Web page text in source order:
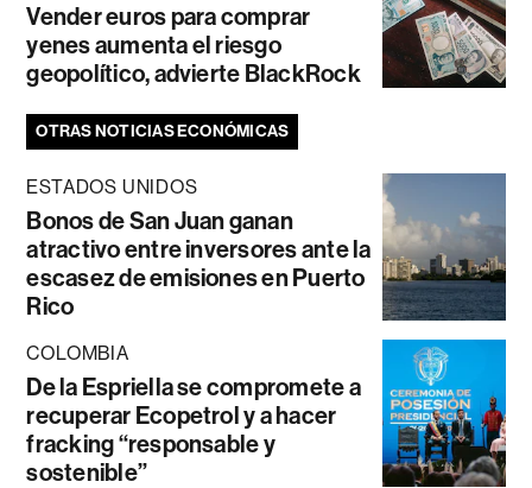
Vender euros para comprar
yenes aumenta el riesgo
geopolítico, advierte BlackRock
OTRAS NOTICIAS ECONÓMICAS
ESTADOS UNIDOS
Bonos de San Juan ganan
atractivo entre inversores ante la
escasez de emisiones en Puerto
Rico
COLOMBIA
De la Espriella se compromete a
recuperar Ecopetrol y a hacer
fracking “responsable y
sostenible”